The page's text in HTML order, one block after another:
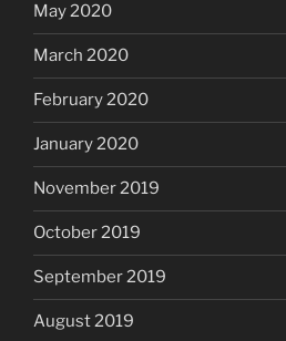
May 2020
March 2020
February 2020
January 2020
November 2019
October 2019
September 2019
August 2019